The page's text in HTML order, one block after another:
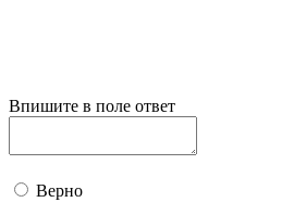
Впишите в поле ответ
Верно